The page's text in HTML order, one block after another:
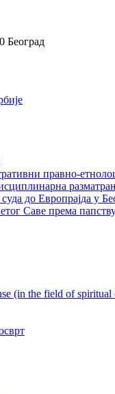
Београд
правно-
до Европрајда у
Саве према
(in the field of spiritual